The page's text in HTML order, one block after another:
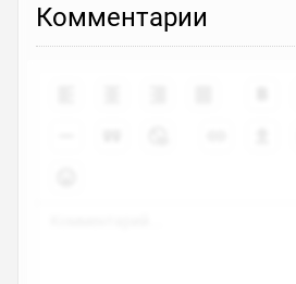
Комментарии